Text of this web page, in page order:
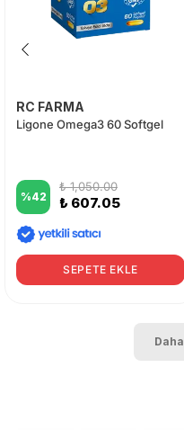
RC FARMA
Ligone Omega3 60 Softgel
%42
₺ 1,050.00
₺ 607.05
SEPETE EKLE